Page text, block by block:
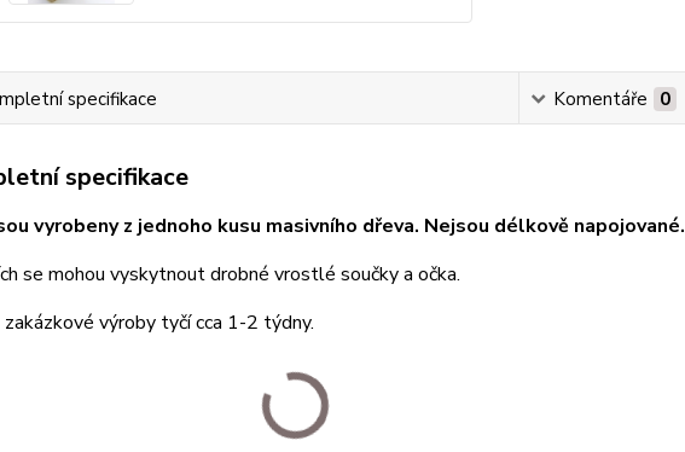
specifikace Komentáře 0
specifikace
vyrobeny z jednoho kusu masivního dřeva. Nejsou délkově napojované.
se mohou vyskytnout drobné vrostlé součky a očka.
zakázkové výroby tyčí cca 1-2 týdny.